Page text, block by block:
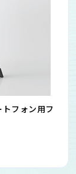
フォン用フ